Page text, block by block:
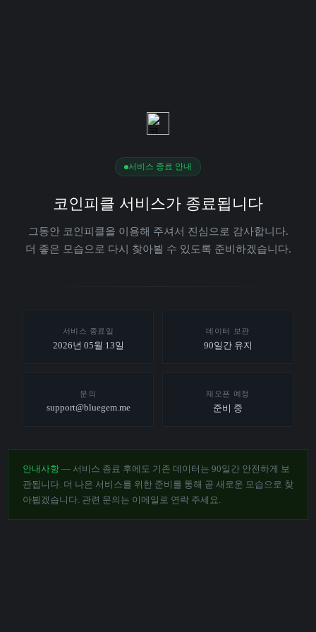
서비스 종료 안내
코인피클 서비스가 종료됩니다
그동안 코인피클을 이용해 주셔서 진심으로 감사합니다.
더 좋은 모습으로 다시 찾아뵐 수 있도록 준비하겠습니다.
서비스 종료일
2026년 05월 13일
데이터 보관
90일간 유지
문의
support@bluegem.me
재오픈 예정
준비 중
안내사항 — 서비스 종료 후에도 기존 데이터는 90일간 안전하게 보
관됩니다. 더 나은 서비스를 위한 준비를 통해 곧 새로운 모습으로 찾
아뵙겠습니다. 관련 문의는 이메일로 연락 주세요.